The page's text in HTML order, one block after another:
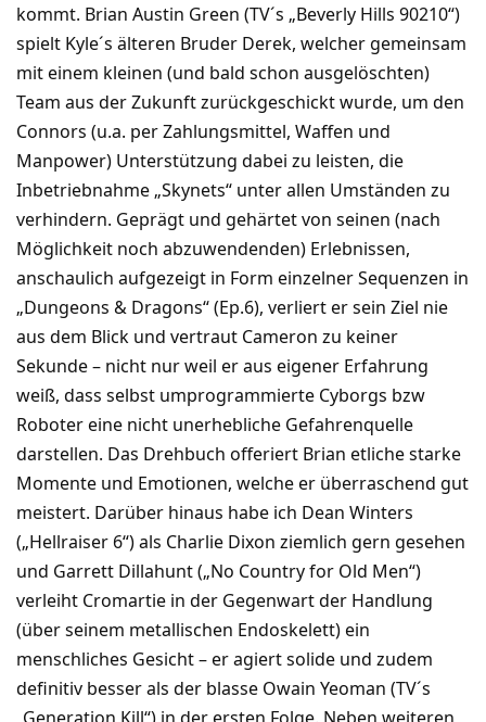
kommt. Brian Austin Green (TV´s „Beverly Hills 90210“)
spielt Kyle´s älteren Bruder Derek, welcher gemeinsam
mit einem kleinen (und bald schon ausgelöschten)
Team aus der Zukunft zurückgeschickt wurde, um den
Connors (u.a. per Zahlungsmittel, Waffen und
Manpower) Unterstützung dabei zu leisten, die
Inbetriebnahme „Skynets“ unter allen Umständen zu
verhindern. Geprägt und gehärtet von seinen (nach
Möglichkeit noch abzuwendenden) Erlebnissen,
anschaulich aufgezeigt in Form einzelner Sequenzen in
„Dungeons & Dragons“ (Ep.6), verliert er sein Ziel nie
aus dem Blick und vertraut Cameron zu keiner
Sekunde – nicht nur weil er aus eigener Erfahrung
weiß, dass selbst umprogrammierte Cyborgs bzw
Roboter eine nicht unerhebliche Gefahrenquelle
darstellen. Das Drehbuch offeriert Brian etliche starke
Momente und Emotionen, welche er überraschend gut
meistert. Darüber hinaus habe ich Dean Winters
(„Hellraiser 6“) als Charlie Dixon ziemlich gern gesehen
und Garrett Dillahunt („No Country for Old Men“)
verleiht Cromartie in der Gegenwart der Handlung
(über seinem metallischen Endoskelett) ein
menschliches Gesicht – er agiert solide und zudem
definitiv besser als der blasse Owain Yeoman (TV´s